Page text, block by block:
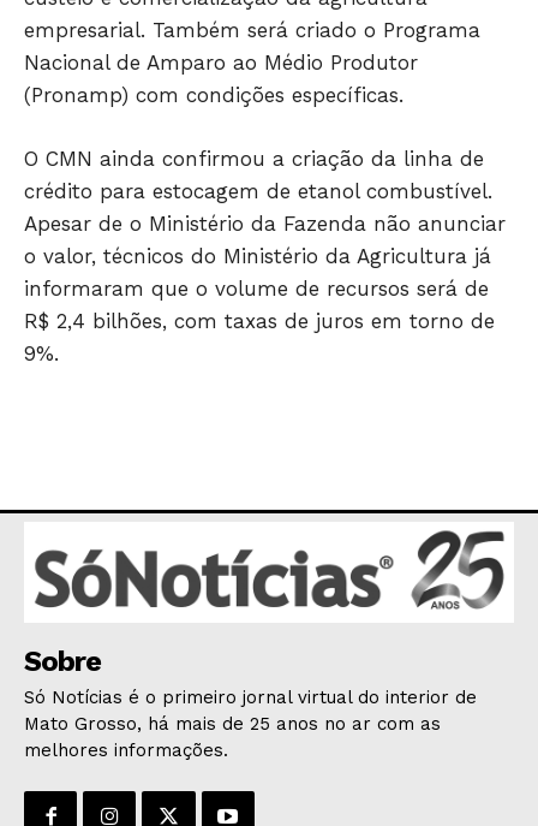
HOME
POLÍTICA
ESPORTES
ECONOMIA
OPINIÃO
GERAL
SAÚDE
empresarial. Também será criado o Programa
Nacional de Amparo ao Médio Produtor
(Pronamp) com condições específicas.
O CMN ainda confirmou a criação da linha de
crédito para estocagem de etanol combustível.
Apesar de o Ministério da Fazenda não anunciar
o valor, técnicos do Ministério da Agricultura já
informaram que o volume de recursos será de
R$ 2,4 bilhões, com taxas de juros em torno de
9%.
Sobre
Só Notícias é o primeiro jornal virtual do interior de
Mato Grosso, há mais de 25 anos no ar com as
melhores informações.